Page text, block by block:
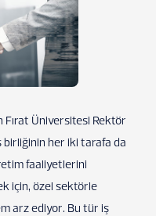
Üniversitesi Rektör
birliğinin her iki tarafa da
faaliyetlerini
için, özel sektörle
arz ediyor. Bu tür iş